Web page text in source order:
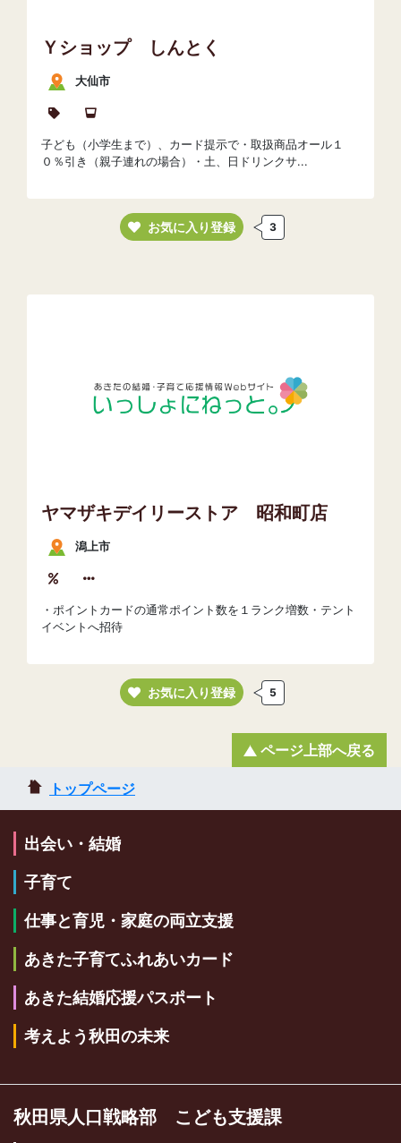
Ｙショップ しんとく
大仙市
子ども（小学生まで）、カード提示で・取扱商品オール１
０％引き（親子連れの場合）・土、日ドリンクサ...
お気に入り登録 3
ヤマザキデイリーストア 昭和町店
潟上市
・ポイントカードの通常ポイント数を１ランク増数・テント
イベントへ招待
お気に入り登録 5
トップページ
ページ上部へ戻る
出会い・結婚
子育て
仕事と育児・家庭の両立支援
あきた子育てふれあいカード
あきた結婚応援パスポート
考えよう秋田の未来
秋田県人口戦略部 こども支援課